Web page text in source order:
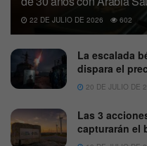
22 DE JULIO DE 2026 602
La escalada
dispara el
20 DE JULIO DE
Las 3
capturarán el